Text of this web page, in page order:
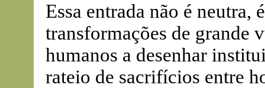
Essa entrada não é neutra,
transformações de grande
humanos a desenhar
rateio de sacrifícios entre